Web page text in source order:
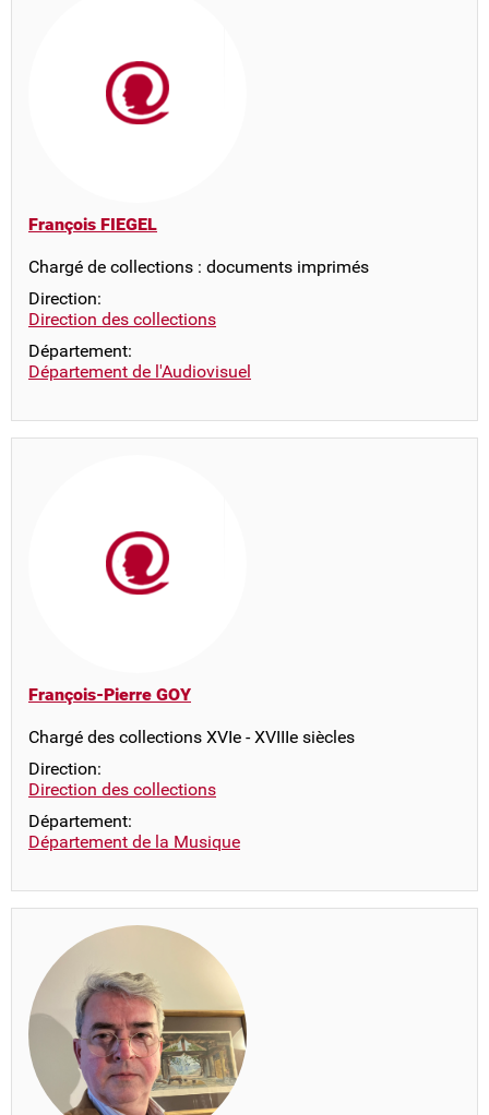
François FIEGEL
Chargé de collections : documents imprimés
Direction:
Direction des collections
Département:
Département de l'Audiovisuel
François-Pierre GOY
Chargé des collections XVIe - XVIIIe siècles
Direction:
Direction des collections
Département:
Département de la Musique